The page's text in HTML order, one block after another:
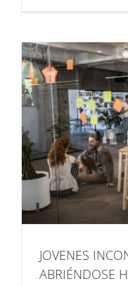
JOVENES
ABRIÉNDOSE